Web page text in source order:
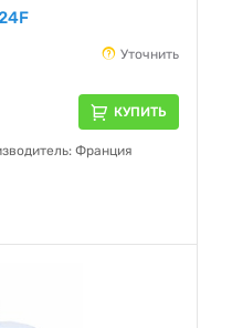
Уточнить
КУПИТЬ
Франция